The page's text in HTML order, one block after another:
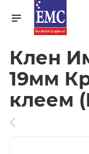
Клен
19мм
клеем